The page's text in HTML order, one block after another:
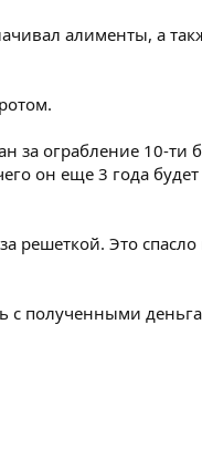
алименты, а
за ограбление 10-ти
он еще 3 года
решеткой. Это
с полученными